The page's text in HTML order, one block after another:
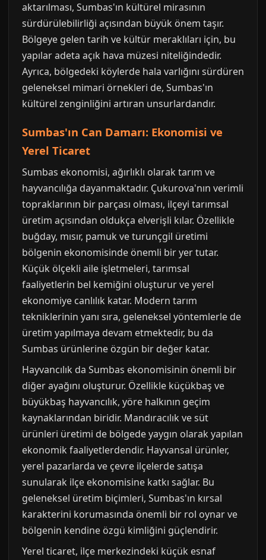
aktarılması, Sumbas'ın kültürel mirasının
sürdürülebilirliği açısından büyük önem taşır.
Bölgeye gelen tarih ve kültür meraklıları için, bu
yapılar adeta açık hava müzesi niteliğindedir.
Ayrıca, bölgedeki köylerde hala varlığını sürdüren
geleneksel mimari örnekleri de, Sumbas'ın
kültürel zenginliğini artıran unsurlardandır.
Sumbas'ın Can Damarı: Ekonomisi ve
Yerel Ticaret
Sumbas ekonomisi, ağırlıklı olarak tarım ve
hayvancılığa dayanmaktadır. Çukurova'nın verimli
topraklarının bir parçası olması, ilçeyi tarımsal
üretim açısından oldukça elverişli kılar. Özellikle
buğday, mısır, pamuk ve turunçgil üretimi
bölgenin ekonomisinde önemli bir yer tutar.
Küçük ölçekli aile işletmeleri, tarımsal
faaliyetlerin bel kemiğini oluşturur ve yerel
ekonomiye canlılık katar. Modern tarım
tekniklerinin yanı sıra, geleneksel yöntemlerle de
üretim yapılmaya devam etmektedir, bu da
Sumbas ürünlerine özgün bir değer katar.
Hayvancılık da Sumbas ekonomisinin önemli bir
diğer ayağını oluşturur. Özellikle küçükbaş ve
büyükbaş hayvancılık, yöre halkının geçim
kaynaklarından biridir. Mandıracılık ve süt
ürünleri üretimi de bölgede yaygın olarak yapılan
ekonomik faaliyetlerdendir. Hayvansal ürünler,
yerel pazarlarda ve çevre ilçelerde satışa
sunularak ilçe ekonomisine katkı sağlar. Bu
geleneksel üretim biçimleri, Sumbas'ın kırsal
karakterini korumasında önemli bir rol oynar ve
bölgenin kendine özgü kimliğini güçlendirir.
Yerel ticaret, ilçe merkezindeki küçük esnaf